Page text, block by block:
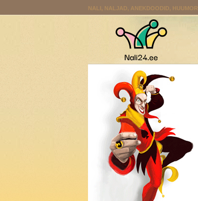
NALI, NALJAD, ANEKDOODID, HUUMOR